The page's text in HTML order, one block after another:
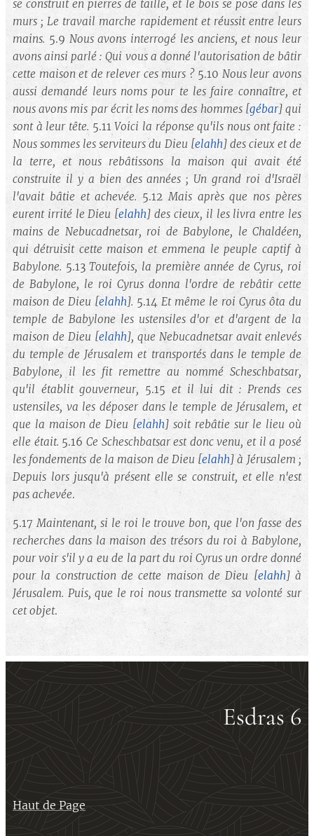
se construit en pierres de taille, et le bois se pose dans les
murs ; Le travail marche rapidement et réussit entre leurs
mains. 5.9 Nous avons interrogé les anciens, et nous leur
avons ainsi parlé : Qui vous a donné l'autorisation de bâtir
cette maison et de relever ces murs ? 5.10 Nous leur avons
aussi demandé leurs noms pour te les faire connaître, et
nous avons mis par écrit les noms des hommes [gébar]qui
sont à leur tête. 5.11Voici la réponse qu'ils nous ont faite :
Nous sommes les serviteurs du Dieu [elahh] des cieux et de
la terre, et nous rebâtissons la maison qui avait été
construite il y a bien des années ; Un grand roi d'Israël
l'avait bâtie et achevée. 5.12Mais après que nos pères
eurent irrité le Dieu [elahh]des cieux, il les livra entre les
mains de Nebucadnetsar, roi de Babylone, le Chaldéen,
qui détruisit cette maison et emmena le peuple captif à
Babylone. 5.13Toutefois, la première année de Cyrus, roi
de Babylone, le roi Cyrus donna l'ordre de rebâtir cette
maison de Dieu[elahh]. 5.14 Et même le roi Cyrus ôta du
temple de Babylone les ustensiles d'or et d'argent de la
maison de Dieu [elahh], que Nebucadnetsar avait enlevés
du temple de Jérusalem et transportés dans le temple de
Babylone, il les fit remettre au nommé Scheschbatsar,
qu'il établit gouverneur, 5.15 et il lui dit : Prends ces
ustensiles, va les déposer dans le temple de Jérusalem, et
que la maison de Dieu [elahh] soit rebâtie sur le lieu où
elle était. 5.16 Ce Scheschbatsar est donc venu, et il a posé
les fondements de la maison de Dieu [elahh]à Jérusalem ;
Depuis lors jusqu'à présent elle se construit, et elle n'est
pas achevée.
5.17Maintenant, si le roi le trouve bon, que l'on fasse des
recherches dans la maison des trésors du roi à Babylone,
pour voir s'il y a eu de la part du roi Cyrus un ordre donné
pour la construction de cette maison de Dieu [elahh]à
Jérusalem. Puis, que le roi nous transmette sa volonté sur
cet objet.
Esdras 6
Haut de Page